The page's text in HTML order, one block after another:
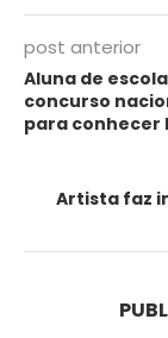
post anterior
Aluna de
concurso
para conhecer
Artista faz